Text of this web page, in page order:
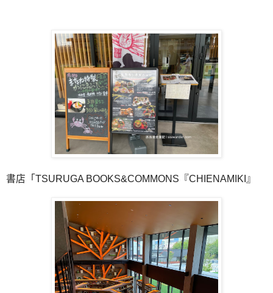
書店「TSURUGA BOOKS&COMMONS『CHIENAMIKI』